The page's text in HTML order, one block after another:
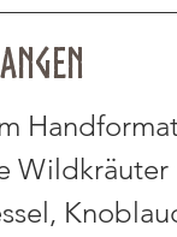
Wildkräuter